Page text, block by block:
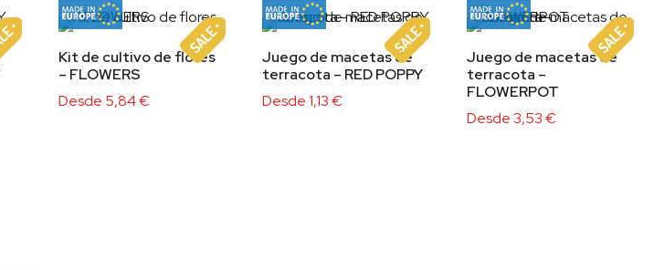
Kit de cultivo de flores
– FLOWERS
Desde 5,84€
Juego de macetas de
terracota – RED POPPY
Desde1,13€
Juego de macetas de
terracota –
FLOWERPOT
Desde3,53€